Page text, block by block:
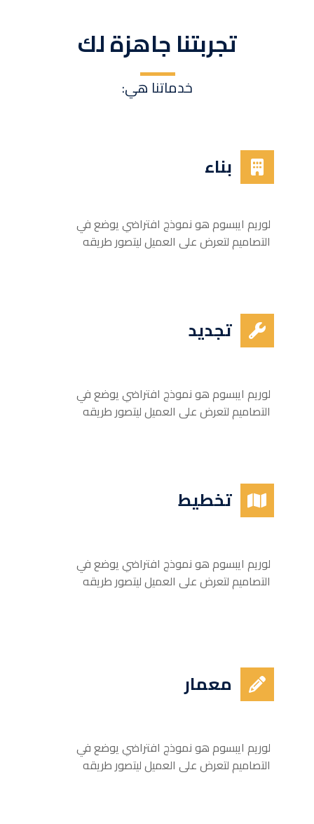
تجربتنا جاهزة لك
خدماتنا هي:
بناء
لوريم ايبسوم هو نموذج افتراضي يوضع في
التصاميم لتعرض على العميل ليتصور طريقه
تجديد
لوريم ايبسوم هو نموذج افتراضي يوضع في
التصاميم لتعرض على العميل ليتصور طريقه
تخطيط
لوريم ايبسوم هو نموذج افتراضي يوضع في
التصاميم لتعرض على العميل ليتصور طريقه
معمار
لوريم ايبسوم هو نموذج افتراضي يوضع في
التصاميم لتعرض على العميل ليتصور طريقه